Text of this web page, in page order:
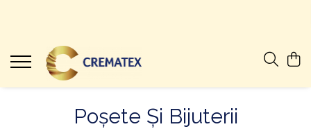
Poșete Și Bijuterii